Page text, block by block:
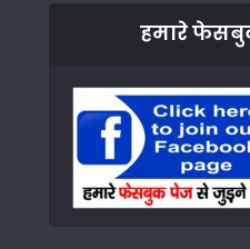
हमारे